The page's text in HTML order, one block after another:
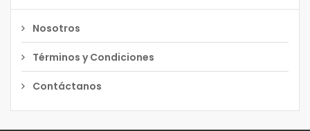
Nosotros
Términos y Condiciones
Contáctanos